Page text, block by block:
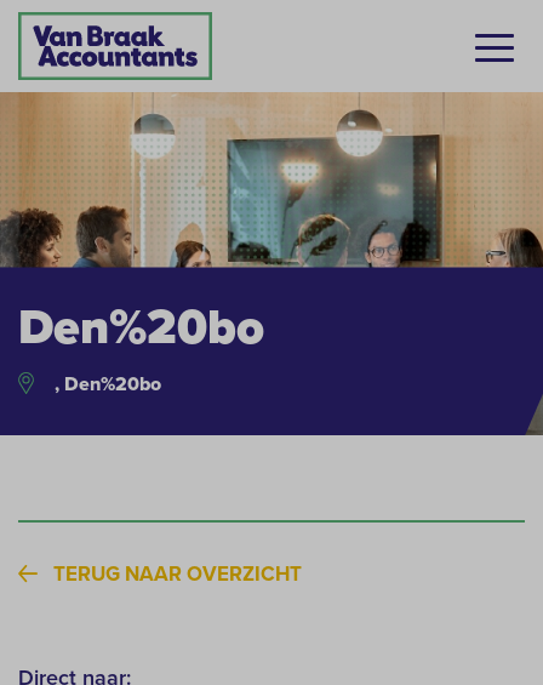
Den%20bo
, Den%20bo
TERUG NAAR OVERZICHT
Direct naar: